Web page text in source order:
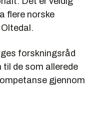
flere norske
forskningsråd
til de som allerede
gjennom